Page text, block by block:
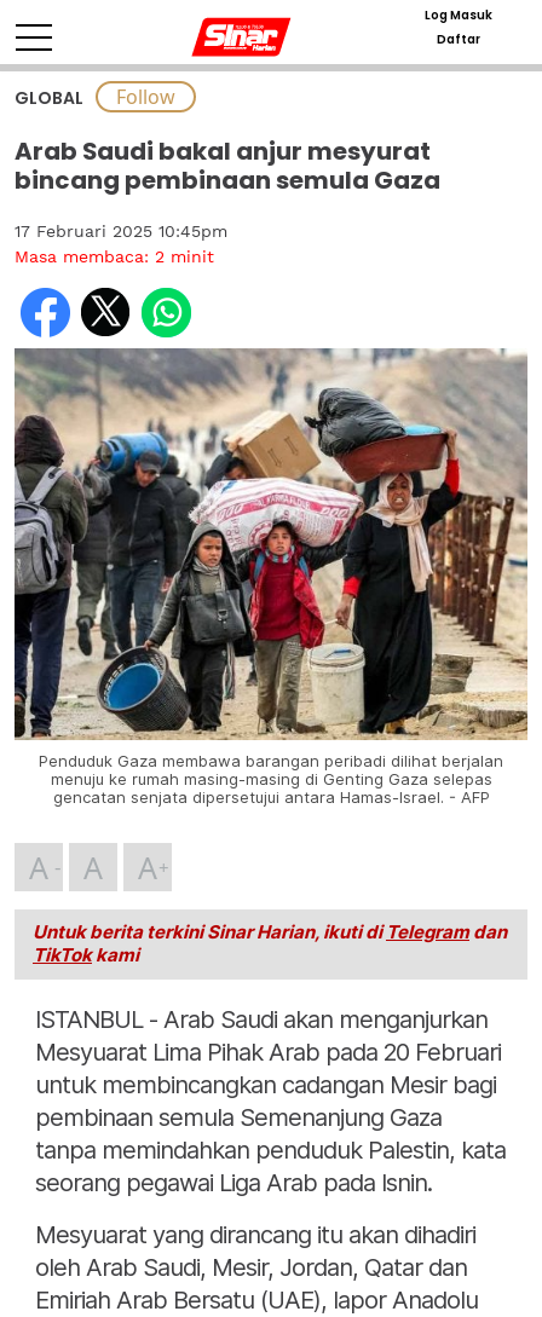
Log Masuk
Daftar
GLOBAL
Arab Saudi bakal anjur mesyurat
bincang pembinaan semula Gaza
17 Februari 2025 10:45pm
Masa membaca: 2 minit
Penduduk Gaza membawa barangan peribadi dilihat berjalan
menuju ke rumah masing-masing di Genting Gaza selepas
gencatan senjata dipersetujui antara Hamas-Israel. - AFP
A A A
Untuk berita terkini Sinar Harian, ikuti di Telegramdan
TikTokkami
ISTANBUL - Arab Saudi akan menganjurkan
Mesyuarat Lima Pihak Arab pada 20 Februari
untuk membincangkan cadangan Mesir bagi
pembinaan semula Semenanjung Gaza
tanpa memindahkan penduduk Palestin, kata
seorang pegawai Liga Arab pada Isnin.
Mesyuarat yang dirancang itu akan dihadiri
oleh Arab Saudi, Mesir, Jordan, Qatar dan
Emiriah Arab Bersatu (UAE), lapor Anadolu